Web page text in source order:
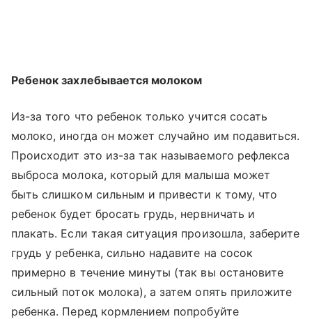
Ребенок захлебывается молоком
Из-за того что ребенок только учится сосать
молоко, иногда он может случайно им подавиться.
Происходит это из-за так называемого рефлекса
выброса молока, который для малыша может
быть слишком сильным и привести к тому, что
ребенок будет бросать грудь, нервничать и
плакать. Если такая ситуация произошла, заберите
грудь у ребенка, сильно надавите на сосок
примерно в течение минуты (так вы остановите
сильный поток молока), а затем опять приложите
ребенка. Перед кормлением попробуйте